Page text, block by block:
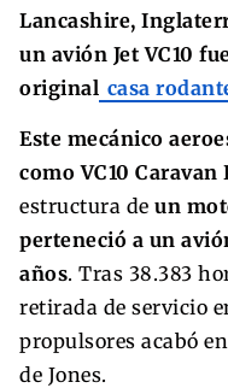
Lancashire,
un avión Jet VC10
original casa
Este mecánico
como VC10 Caravan
estructura de un
perteneció a un
años. Tras 38.383
retirada de servicio
propulsores acabó
de Jones.